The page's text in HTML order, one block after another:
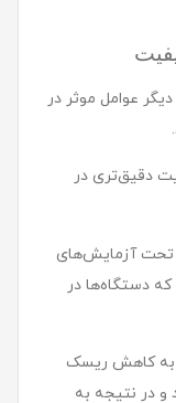
عوامل موثر در
دقیق‌تری در
تحت آزمایش‌های
دستگاه‌ها در
به کاهش ریسک
و در نتیجه به